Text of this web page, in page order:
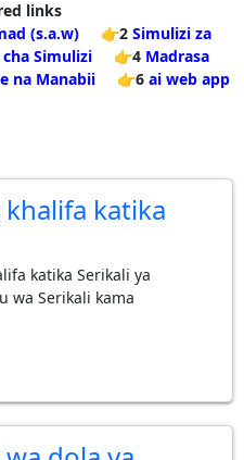
links
(s.a.w) 👉2 Simulizi za
Simulizi 👉4 Madrasa
na Manabii 👉6 ai web app
khalifa katika
katika Serikali ya
wa Serikali kama